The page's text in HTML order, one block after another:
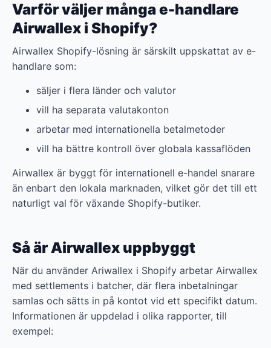
Varför väljer många e-handlare
Airwallex i Shopify?
Airwallex Shopify-lösning är särskilt uppskattat av e-
handlare som:
säljer i flera länder och valutor
vill ha separata valutakonton
arbetar med internationella betalmetoder
vill ha bättre kontroll över globala kassaflöden
Airwallex är byggt för internationell e-handel snarare
än enbart den lokala marknaden, vilket gör det till ett
naturligt val för växande Shopify-butiker.
Så är Airwallex uppbyggt
När du använder Ariwallex i Shopify arbetar Airwallex
med settlements i batcher, där flera inbetalningar
samlas och sätts in på kontot vid ett specifikt datum.
Informationen är uppdelad i olika rapporter, till
exempel: